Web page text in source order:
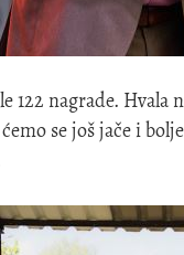
122 nagrade.
se još jače i